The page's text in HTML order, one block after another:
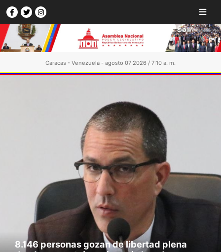
Caracas - Venezuela - agosto 07 2026 / 7:10 a. m.
8.146 personas gozan de libertad plena